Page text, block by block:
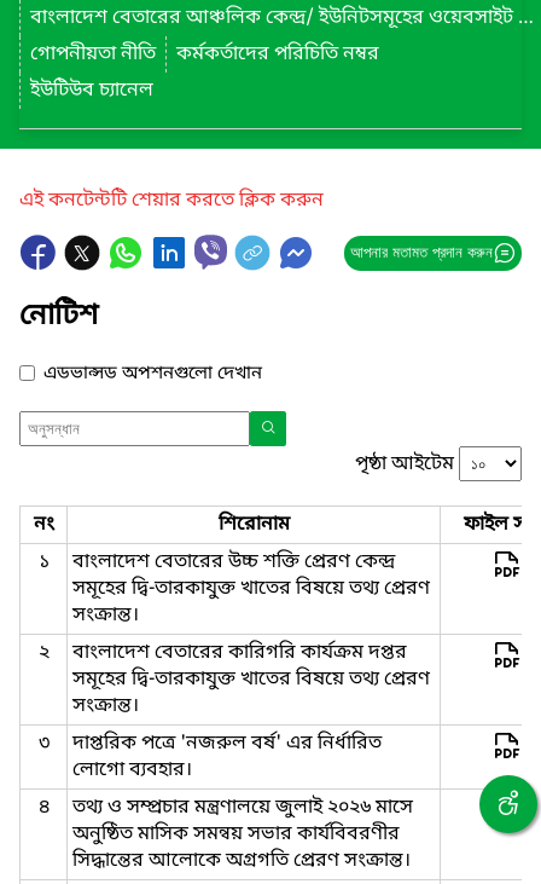
বাংলাদেশ বেতারের আঞ্চলিক কেন্দ্র/ ইউনিটসমূহের ওয়েবসাইট লিংক
গোপনীয়তা নীতি
কর্মকর্তাদের পরিচিতি নম্বর
ইউটিউব চ্যানেল
এই কনটেন্টটি শেয়ার করতে ক্লিক করুন
আপনার মতামত প্রদান করুন
নোটিশ
এডভান্সড অপশনগুলো দেখান
পৃষ্ঠা আইটেম
নং শিরোনাম
ফাইল
১
বাংলাদেশ বেতারের উচ্চ শক্তি প্রেরণ কেন্দ্র
সমূহের দ্বি-তারকাযুক্ত খাতের বিষয়ে তথ্য প্রেরণ
সংক্রান্ত।
২
বাংলাদেশ বেতারের কারিগরি কার্যক্রম দপ্তর
সমূহের দ্বি-তারকাযুক্ত খাতের বিষয়ে তথ্য প্রেরণ
সংক্রান্ত।
৩
দাপ্তরিক পত্রে 'নজরুল বর্ষ' এর নির্ধারিত
লোগো ব্যবহার।
৪
তথ্য ও সম্প্রচার মন্ত্রণালয়ে জুলাই ২০২৬ মাসে
অনুষ্ঠিত মাসিক সমন্বয় সভার কার্যবিবরণীর
সিদ্ধান্তের আলোকে অগ্রগতি প্রেরণ সংক্রান্ত।